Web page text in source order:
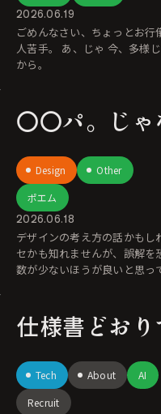
2026.06.19
ごめんなさい、ちょっとお行
人苦手。 あ、じゃ 今、多様
から。
〇〇パ。じゃ
Design
Other
ポエム
2026.06.18
デザインの考え方の話かも
セかも知れませんが、誤解を恐れず私
数が少ないほうが良いと思っています。 昨今、「
仕様書どお
Tech About
AI
Recruit